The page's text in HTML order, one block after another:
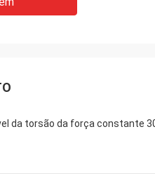
da torsão da força constante